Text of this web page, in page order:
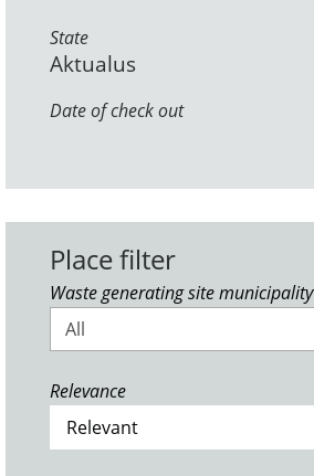
State
Aktualus
Date of check out
Place filter
Waste generating site municipality
All
Relevance